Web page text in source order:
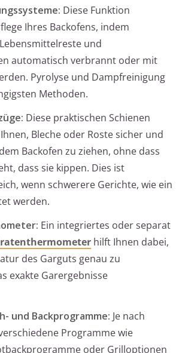
Diese Funktion
Ihres Backofens, indem
und
automatisch verbrannt oder mit
Pyrolyse und Dampfreinigung
Methoden.
Diese praktischen Schienen
Bleche oder Roste sicher und
Backofen zu ziehen, ohne dass
dass sie kippen. Dies ist
wenn schwerere Gerichte, wie ein
werden.
Ein integriertes oder separat
hilft Ihnen dabei,
des Garguts genau zu
exakte Garergebnisse
und Backprogramme: Je nach
Programme wie
oder Grilloptionen